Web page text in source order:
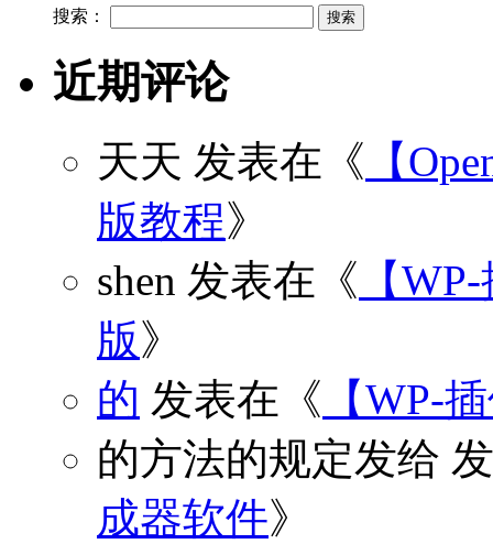
搜索：
近期评论
天天 发表在《 【
版教程》
shen 发表在《 【
版》
的 发表在《 【WP-
的方法的规定发给
成器软件》